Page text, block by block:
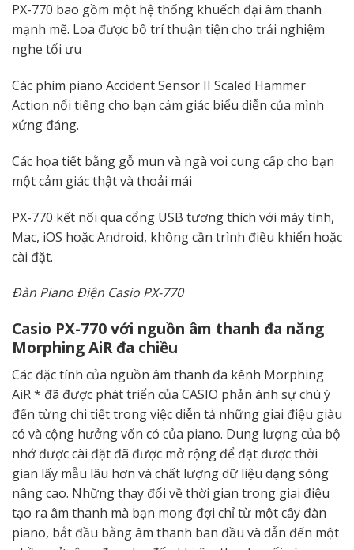
PX-770 bao gồm một hệ thống khuếch đại âm thanh
mạnh mẽ. Loa được bố trí thuận tiện cho trải nghiệm
nghe tối ưu
Các phím piano Accident Sensor II Scaled Hammer
Action nổi tiếng cho bạn cảm giác biểu diễn của mình
xứng đáng.
Các họa tiết bằng gỗ mun và ngà voi cung cấp cho bạn
một cảm giác thật và thoải mái
PX-770 kết nối qua cổng USB tương thích với máy tính,
Mac, iOS hoặc Android, không cần trình điều khiển hoặc
cài đặt.
Đàn Piano Điện Casio PX-770
Casio PX-770 với nguồn âm thanh đa năng
Morphing AiR đa chiều
Các đặc tính của nguồn âm thanh đa kênh Morphing
AiR * đã được phát triển của CASIO phản ánh sự chú ý
đến từng chi tiết trong việc diễn tả những giai điệu giàu
có và cộng hưởng vốn có của piano. Dung lượng của bộ
nhớ được cài đặt đã được mở rộng để đạt được thời
gian lấy mẫu lâu hơn và chất lượng dữ liệu dạng sóng
nâng cao. Những thay đổi về thời gian trong giai điệu
tạo ra âm thanh mà bạn mong đợi chỉ từ một cây đàn
piano, bắt đầu bằng âm thanh ban đầu và dẫn đến một